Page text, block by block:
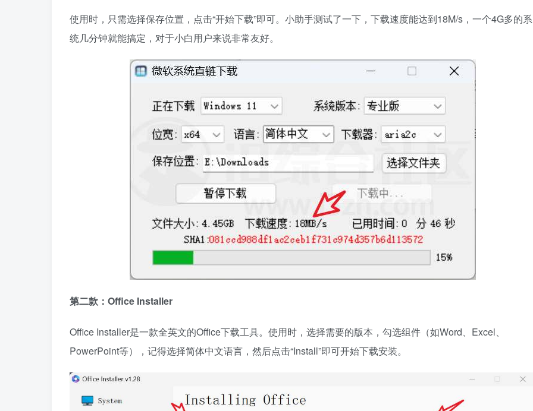
使用时，只需选择保存位置，点击“开始下载”即可。小助手测试了一下，下载速度能达到18M/s，一个4G多的系
统几分钟就能搞定，对于小白用户来说非常友好。
第二款：Office Installer
Office Installer是一款全英文的Office下载工具。使用时，选择需要的版本，勾选组件（如Word、Excel、
PowerPoint等），记得选择简体中文语言，然后点击“Install”即可开始下载安装。